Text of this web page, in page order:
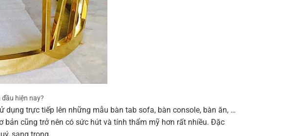
hiện nay?
trực tiếp lên những mẫu bàn tab sofa, bàn console, bàn ăn, …
cũng trở nên có sức hút và tính thẩm mỹ hơn rất nhiều. Đặc